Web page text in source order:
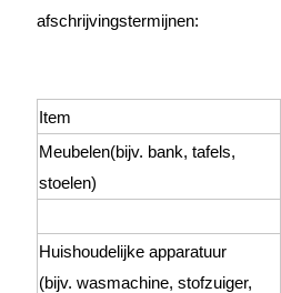
afschrijvingstermijnen:
Item
Meubelen(bijv. bank, tafels,
stoelen)
Huishoudelijke apparatuur
(bijv. wasmachine, stofzuiger,